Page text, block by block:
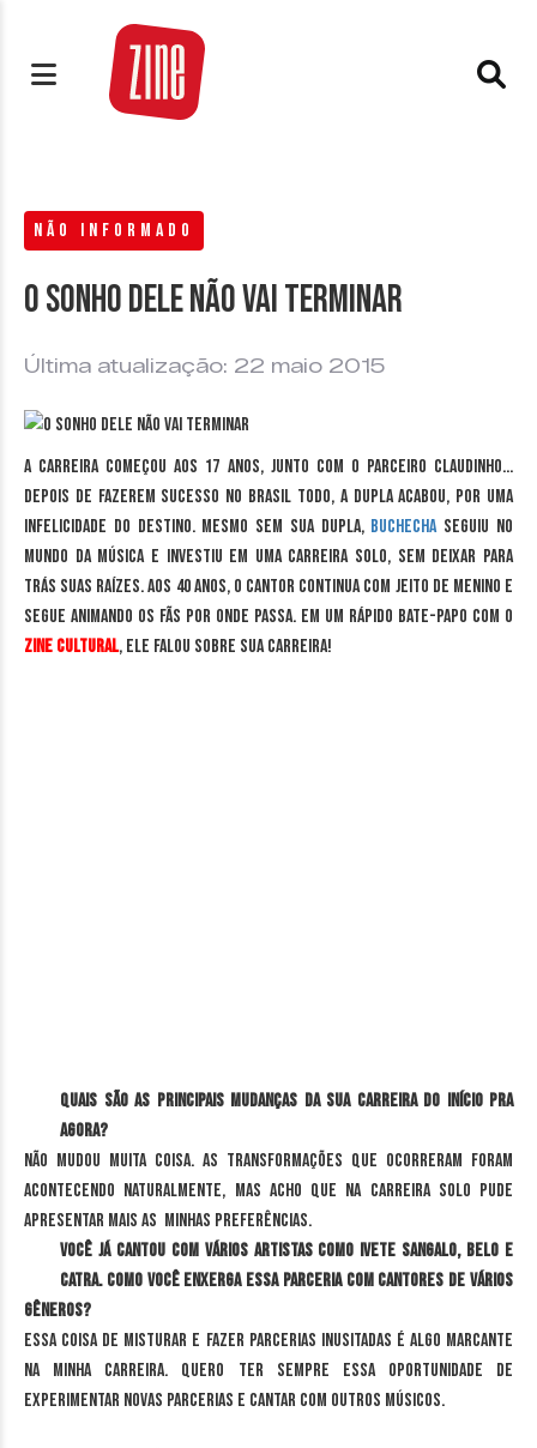
NÃO INFORMADO
O sonho dele não vai terminar
Última atualização: 22 maio 2015
A carreira começou aos 17 anos, junto com o parceiro Claudinho…
Depois de fazerem sucesso no Brasil todo, a dupla acabou, por uma
infelicidade do destino. Mesmo sem sua dupla, Buchecha seguiu no
mundo da música e investiu em uma carreira solo, sem deixar para
trás suas raízes. Aos 40 anos, o cantor continua com jeito de menino e
segue animando os fãs por onde passa. Em um rápido bate-papo com o
Zine Cultural, ele falou sobre sua carreira!
Quais são as principais mudanças da sua carreira do início pra
agora?
Não mudou muita coisa. As transformações que ocorreram foram
acontecendo naturalmente, mas acho que na carreira solo pude
apresentar mais as minhas preferências.
Você já cantou com vários artistas como Ivete Sangalo, Belo e
Catra. Como você enxerga essa parceria com cantores de vários
gêneros?
Essa coisa de misturar e fazer parcerias inusitadas é algo marcante
na minha carreira. Quero ter sempre essa oportunidade de
experimentar novas parcerias e cantar com outros músicos.